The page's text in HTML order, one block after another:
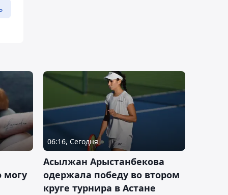
могу
06:16, Сегодня
Асылжан Арыстанбекова
одержала победу во втором
круге турнира в Астане